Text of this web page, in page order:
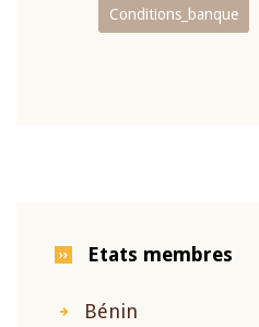
Conditions_banque
Etats membres
Bénin